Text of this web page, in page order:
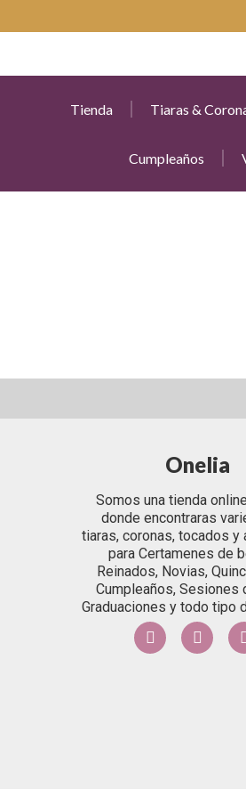
Tienda Tiaras &
Cumpleaños
Onelia
Somos una tienda
donde encontraras
tiaras, coronas, tocados y
para Certamenes de
Reinados, Novias,
Cumpleaños, Sesiones
Graduaciones y todo tipo